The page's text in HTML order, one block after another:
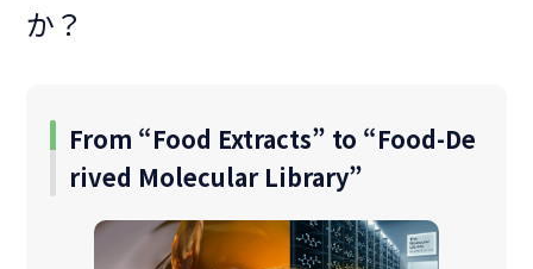
か？
From “Food Extracts” to “Food-De
rived Molecular Library”